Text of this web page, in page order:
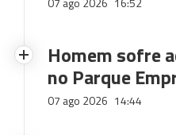
Homem sofre
no Parque
07 ago 2026 14:44